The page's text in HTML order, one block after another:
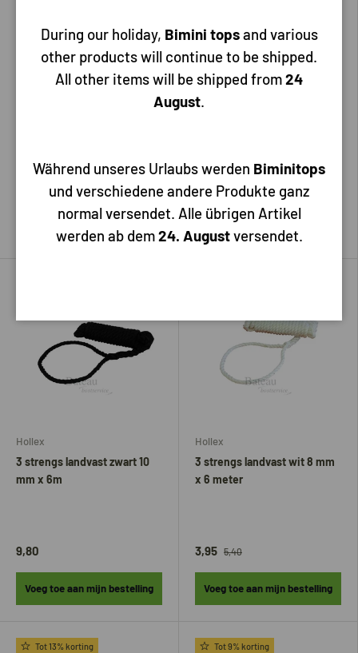
28,50
Lankhorst taselaar
3 strengs landvast zwart 10
4,50 5,60
Voeg toe aan mijn bestelling
Hollex
3 strengs landvast zwart 10
mm x 6m
9,80
Voeg toe aan mijn bestelling
Hollex
3 strengs landvast wit 8 mm
x 6 meter
3,95 5,40
Voeg toe aan mijn bestelling
Tot 13% korting Tot 9% korting
During our holiday, Bimini topsand various
other products will continue to be shipped.
All other items will be shipped from24
August.
Während unseres Urlaubs werden Biminitops
und verschiedene andere Produkte ganz
normal versendet. Alle übrigen Artikel
werden ab dem24. Augustversendet.